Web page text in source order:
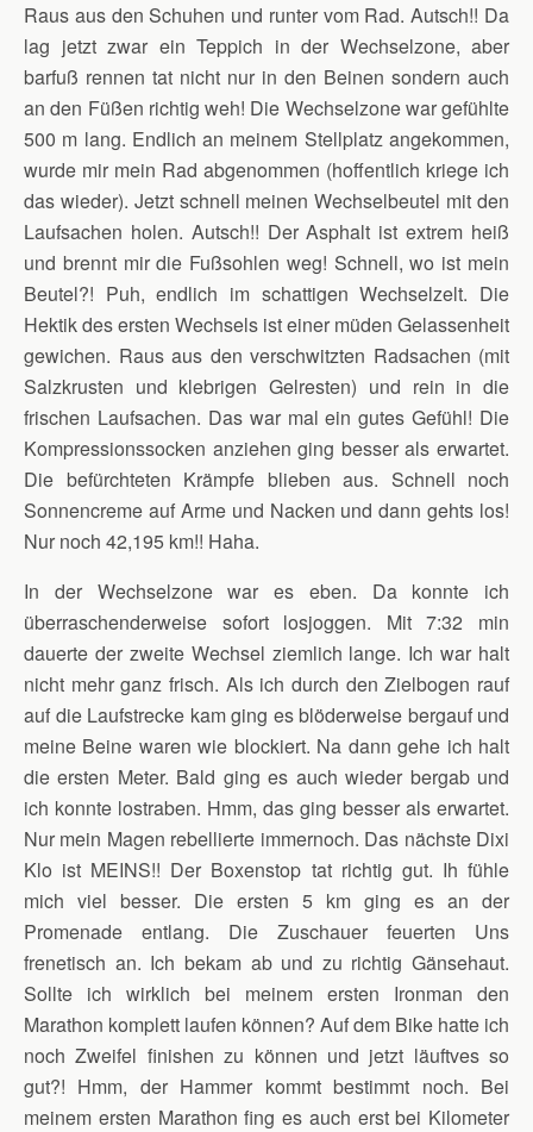
Raus aus den Schuhen und runter vom Rad. Autsch!! Da
lag jetzt zwar ein Teppich in der Wechselzone, aber
barfuß rennen tat nicht nur in den Beinen sondern auch
an den Füßen richtig weh! Die Wechselzone war gefühlte
500 m lang. Endlich an meinem Stellplatz angekommen,
wurde mir mein Rad abgenommen (hoffentlich kriege ich
das wieder). Jetzt schnell meinen Wechselbeutel mit den
Laufsachen holen. Autsch!! Der Asphalt ist extrem heiß
und brennt mir die Fußsohlen weg! Schnell, wo ist mein
Beutel?! Puh, endlich im schattigen Wechselzelt. Die
Hektik des ersten Wechsels ist einer müden Gelassenheit
gewichen. Raus aus den verschwitzten Radsachen (mit
Salzkrusten und klebrigen Gelresten) und rein in die
frischen Laufsachen. Das war mal ein gutes Gefühl! Die
Kompressionssocken anziehen ging besser als erwartet.
Die befürchteten Krämpfe blieben aus. Schnell noch
Sonnencreme auf Arme und Nacken und dann gehts los!
Nur noch 42,195 km!! Haha.
In der Wechselzone war es eben. Da konnte ich
überraschenderweise sofort losjoggen. Mit 7:32 min
dauerte der zweite Wechsel ziemlich lange. Ich war halt
nicht mehr ganz frisch. Als ich durch den Zielbogen rauf
auf die Laufstrecke kam ging es blöderweise bergauf und
meine Beine waren wie blockiert. Na dann gehe ich halt
die ersten Meter. Bald ging es auch wieder bergab und
ich konnte lostraben. Hmm, das ging besser als erwartet.
Nur mein Magen rebellierte immernoch. Das nächste Dixi
Klo ist MEINS!! Der Boxenstop tat richtig gut. Ih fühle
mich viel besser. Die ersten 5 km ging es an der
Promenade entlang. Die Zuschauer feuerten Uns
frenetisch an. Ich bekam ab und zu richtig Gänsehaut.
Sollte ich wirklich bei meinem ersten Ironman den
Marathon komplett laufen können? Auf dem Bike hatte ich
noch Zweifel finishen zu können und jetzt läuftves so
gut?! Hmm, der Hammer kommt bestimmt noch. Bei
meinem ersten Marathon fing es auch erst bei Kilometer